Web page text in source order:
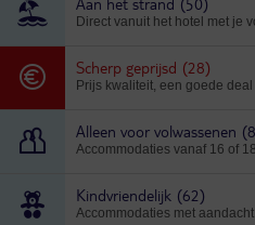
Direct vanuit het hotel met je
Scherp geprijsd (28)
Prijs kwaliteit, een goede deal
Alleen voor volwassenen
Accommodaties vanaf 16 of
Kindvriendelijk (62)
Accommodaties met